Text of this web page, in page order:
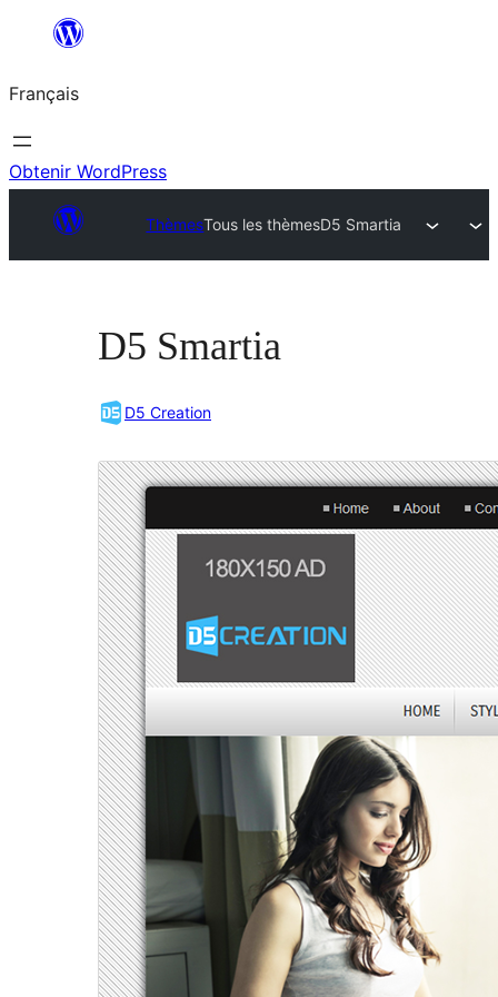
contenu
Français
Obtenir WordPress
ThèmesTous les thèmesD5 Smartia
D5 Smartia
D5 Creation